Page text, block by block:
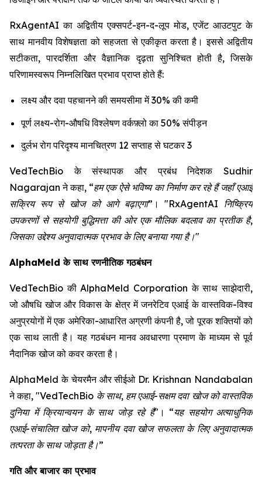
RxAgentAI का अद्वितीय एक्सपर्ट-इन-द-लूप मोड, एजेंट आउटपुट के
साथ मानवीय विशेषज्ञता को सहजता से एकीकृत करता है। इससे अद्वितीय
सटीकता, पारदर्शिता और वैज्ञानिक दृढ़ता सुनिश्चित होती है, जिसके
परिणामस्वरूप निम्नलिखित प्रभाव प्राप्त होते हैं:
लक्ष्य और दवा पहचानने की समयसीमा में 30% की कमी
पूर्ण लक्ष्य-रोग-औषधि विश्लेषण वर्कफ़्लो का 50% संपीड़न
दुर्लभ रोग परिदृश्य मानचित्रण 12 सप्ताह से घटकर 3
VedTechBio के संस्थापक और प्रबंध निदेशक Sudhir
Nagarajan ने कहा, “हम एक ऐसे भविष्य का निर्माण कर रहे हैं जहाँ एआई
सक्रिय रूप से खोज को आगे बढ़ाएगा” ।"RxAgentAI निष्क्रिय
उपकरणों से सहयोगी बुद्धिमत्ता की ओर एक मौलिक बदलाव का प्रतीक है,
जिसका उद्देश्य अनुवादात्मक प्रभाव के लिए बनाया गया है।"
AlphaMeld के साथ रणनीतिक गठबंधन
VedTechBio की AlphaMeld Corporation के साथ साझेदारी,
जो औषधि खोज और विकास के क्षेत्र में जनरेटिव एआई के वास्तविक-विश्व
अनुप्रयोगों में एक अमेरिका-आधारित अग्रणी कंपनी है, जो पूरक शक्तियों को
एक साथ लाती है। यह गठबंधन मानव अवधारणा प्रमाण के माध्यम से पूर्व
नैदानिक खोज को कवर करता है।
AlphaMeld के चेयरमैन और सीईओ Dr. Krishnan Nandabalan
ने कहा,"VedTechBio के साथ, हम एआई-सक्षम दवा खोज को वास्तविक
दुनिया में क्रियान्वयन के साथ जोड़ रहे हैं" । “यह सहयोग अत्याधुनिक
एआई-संचालित खोज को, मापनीय दवा खोज सफलता के लिए अनुवादात्मक
तत्परता के साथ जोड़ता है।”
गति और बाजार का प्रभाव